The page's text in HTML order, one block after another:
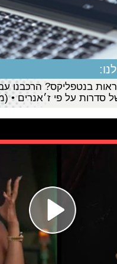
בנטפליקס? הרכבנו
סדרות על פי ז׳אנרים •